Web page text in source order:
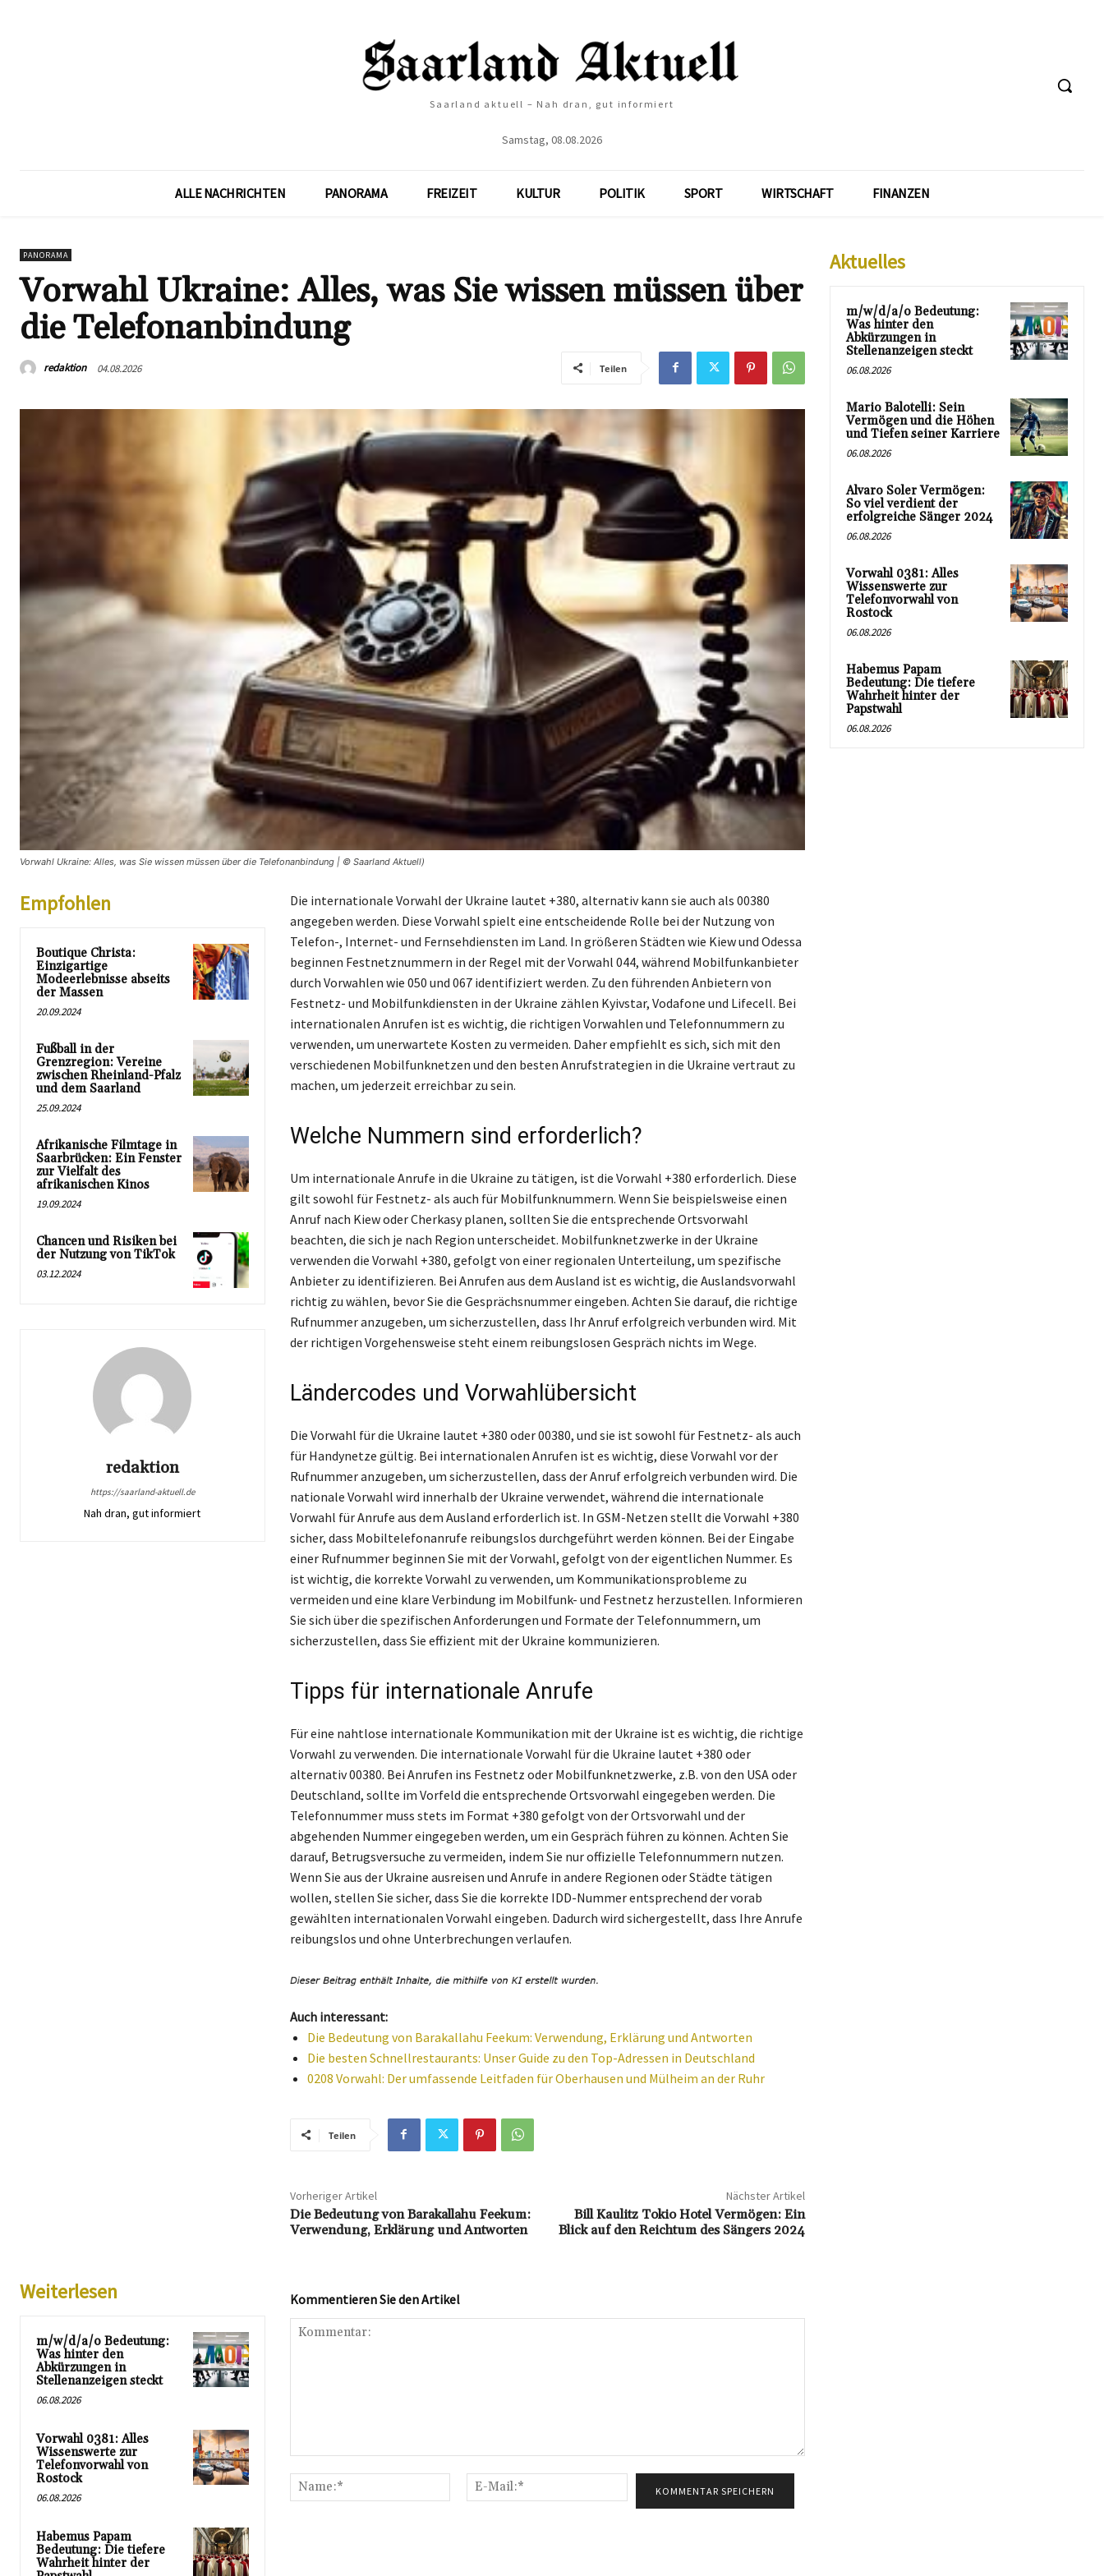
Saarland aktuell – Nah dran, gut informiert
Samstag, 08.08.2026
ALLE NACHRICHTEN PANORAMA FREIZEIT KULTUR POLITIK SPORT WIRTSCHAFT FINANZEN
PANORAMA
Vorwahl Ukraine: Alles, was Sie wissen müssen über
die Telefonanbindung
redaktion 04.08.2026 Teilen
Vorwahl Ukraine: Alles, was Sie wissen müssen über die Telefonanbindung | © Saarland Aktuell)
Empfohlen
Boutique Christa:
Einzigartige
Modeerlebnisse abseits
der Massen
20.09.2024
Fußball in der
Grenzregion: Vereine
zwischen Rheinland-Pfalz
und dem Saarland
25.09.2024
Afrikanische Filmtage in
Saarbrücken: Ein Fenster
zur Vielfalt des
afrikanischen Kinos
19.09.2024
Chancen und Risiken bei
der Nutzung von TikTok
03.12.2024
redaktion
https://saarland-aktuell.de
Nah dran, gut informiert
Die internationale Vorwahl der Ukraine lautet +380, alternativ kann sie auch als 00380
angegeben werden. Diese Vorwahl spielt eine entscheidende Rolle bei der Nutzung von
Telefon-, Internet- und Fernsehdiensten im Land. In größeren Städten wie Kiew und Odessa
beginnen Festnetznummern in der Regel mit der Vorwahl 044, während Mobilfunkanbieter
durch Vorwahlen wie 050 und 067 identifiziert werden. Zu den führenden Anbietern von
Festnetz- und Mobilfunkdiensten in der Ukraine zählen Kyivstar, Vodafone und Lifecell. Bei
internationalen Anrufen ist es wichtig, die richtigen Vorwahlen und Telefonnummern zu
verwenden, um unerwartete Kosten zu vermeiden. Daher empfiehlt es sich, sich mit den
verschiedenen Mobilfunknetzen und den besten Anrufstrategien in die Ukraine vertraut zu
machen, um jederzeit erreichbar zu sein.
Welche Nummern sind erforderlich?
Um internationale Anrufe in die Ukraine zu tätigen, ist die Vorwahl +380 erforderlich. Diese
gilt sowohl für Festnetz- als auch für Mobilfunknummern. Wenn Sie beispielsweise einen
Anruf nach Kiew oder Cherkasy planen, sollten Sie die entsprechende Ortsvorwahl
beachten, die sich je nach Region unterscheidet. Mobilfunknetzwerke in der Ukraine
verwenden die Vorwahl +380, gefolgt von einer regionalen Unterteilung, um spezifische
Anbieter zu identifizieren. Bei Anrufen aus dem Ausland ist es wichtig, die Auslandsvorwahl
richtig zu wählen, bevor Sie die Gesprächsnummer eingeben. Achten Sie darauf, die richtige
Rufnummer anzugeben, um sicherzustellen, dass Ihr Anruf erfolgreich verbunden wird. Mit
der richtigen Vorgehensweise steht einem reibungslosen Gespräch nichts im Wege.
Ländercodes und Vorwahlübersicht
Die Vorwahl für die Ukraine lautet +380 oder 00380, und sie ist sowohl für Festnetz- als auch
für Handynetze gültig. Bei internationalen Anrufen ist es wichtig, diese Vorwahl vor der
Rufnummer anzugeben, um sicherzustellen, dass der Anruf erfolgreich verbunden wird. Die
nationale Vorwahl wird innerhalb der Ukraine verwendet, während die internationale
Vorwahl für Anrufe aus dem Ausland erforderlich ist. In GSM-Netzen stellt die Vorwahl +380
sicher, dass Mobiltelefonanrufe reibungslos durchgeführt werden können. Bei der Eingabe
einer Rufnummer beginnen Sie mit der Vorwahl, gefolgt von der eigentlichen Nummer. Es
ist wichtig, die korrekte Vorwahl zu verwenden, um Kommunikationsprobleme zu
vermeiden und eine klare Verbindung im Mobilfunk- und Festnetz herzustellen. Informieren
Sie sich über die spezifischen Anforderungen und Formate der Telefonnummern, um
sicherzustellen, dass Sie effizient mit der Ukraine kommunizieren.
Tipps für internationale Anrufe
Für eine nahtlose internationale Kommunikation mit der Ukraine ist es wichtig, die richtige
Vorwahl zu verwenden. Die internationale Vorwahl für die Ukraine lautet +380 oder
alternativ 00380. Bei Anrufen ins Festnetz oder Mobilfunknetzwerke, z.B. von den USA oder
Deutschland, sollte im Vorfeld die entsprechende Ortsvorwahl eingegeben werden. Die
Telefonnummer muss stets im Format +380 gefolgt von der Ortsvorwahl und der
abgehenden Nummer eingegeben werden, um ein Gespräch führen zu können. Achten Sie
darauf, Betrugsversuche zu vermeiden, indem Sie nur offizielle Telefonnummern nutzen.
Wenn Sie aus der Ukraine ausreisen und Anrufe in andere Regionen oder Städte tätigen
wollen, stellen Sie sicher, dass Sie die korrekte IDD-Nummer entsprechend der vorab
gewählten internationalen Vorwahl eingeben. Dadurch wird sichergestellt, dass Ihre Anrufe
reibungslos und ohne Unterbrechungen verlaufen.
Auch interessant:
Die Bedeutung von Barakallahu Feekum: Verwendung, Erklärung und Antworten
Die besten Schnellrestaurants: Unser Guide zu den Top-Adressen in Deutschland
0208 Vorwahl: Der umfassende Leitfaden für Oberhausen und Mülheim an der Ruhr
Teilen
Vorheriger Artikel
Die Bedeutung von Barakallahu Feekum:
Verwendung, Erklärung und Antworten
Nächster Artikel
Bill Kaulitz Tokio Hotel Vermögen: Ein
Blick auf den Reichtum des Sängers 2024
Weiterlesen
m/w/d/a/o Bedeutung:
Was hinter den
Abkürzungen in
Stellenanzeigen steckt
06.08.2026
Vorwahl 0381: Alles
Wissenswerte zur
Telefonvorwahl von
Rostock
06.08.2026
Habemus Papam
Bedeutung: Die tiefere
Wahrheit hinter der
Kommentieren Sie den Artikel
Name:*
Mail:*
Aktuelles
m/w/d/a/o Bedeutung:
Was hinter den
Abkürzungen in
Stellenanzeigen steckt
06.08.2026
Mario Balotelli: Sein
Vermögen und die Höhen
und Tiefen seiner Karriere
06.08.2026
Alvaro Soler Vermögen:
So viel verdient der
erfolgreiche Sänger 2024
06.08.2026
Vorwahl 0381: Alles
Wissenswerte zur
Telefonvorwahl von
Rostock
06.08.2026
Habemus Papam
Bedeutung: Die tiefere
Wahrheit hinter der
Papstwahl
06.08.2026